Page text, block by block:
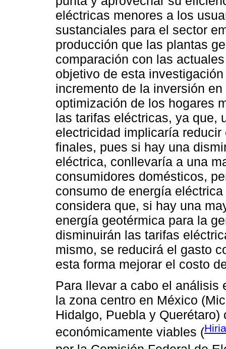
eléctricas menores a los
sustanciales para el sector
producción que las plantas
comparación con las
objetivo de esta
incremento de la inversión
optimización de los hogares
las tarifas eléctricas, ya que,
electricidad implicaría
finales, pues si hay una
eléctrica, conllevaría a una
consumidores domésticos,
consumo de energía
considera que, si hay una
energía geotérmica para la
disminuirán las tarifas
mismo, se reducirá el gasto
esta forma mejorar el costo
Para llevar a cabo el análisis
la zona centro en México
Hidalgo, Puebla y
económicamente viables (